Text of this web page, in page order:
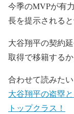
今季のMVPが有
長を提示される
大谷翔平の契約
取得で移籍する
合わせて読みたい
大谷翔平の盗塁
トップクラス！